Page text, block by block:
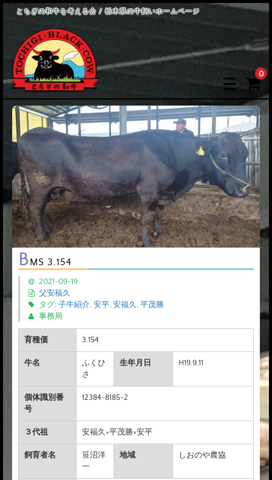
とちぎの和牛を考える会 / 栃木県の牛飼いホームページ
0
B MS 3.154
2021-09-19
父安福久
タグ: 子牛紹介, 安平, 安福久 , 平茂勝
事務局
育種価 3.154
牛名
ふくひ
さ
生年月日 H19.9.11
個体識別番
号
12384-8185-2
３代祖 安福久×平茂勝×安平
飼育者名
笹沼洋
一
地域 しおのや農協